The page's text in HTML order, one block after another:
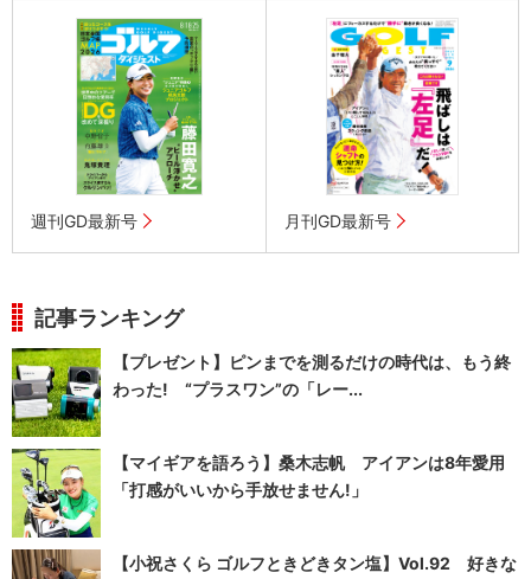
週刊GD最新号 月刊GD最新号
記事ランキング
【プレゼント】ピンまでを測るだけの時代は、もう終
わった! “プラスワン”の「レー...
【マイギアを語ろう】桑木志帆 アイアンは8年愛用
「打感がいいから手放せません!」
【小祝さくら ゴルフときどきタン塩】Vol.92 好きな